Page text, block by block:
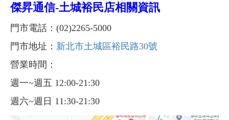
傑昇通信-土城裕民店相關資訊
門市電話：(02)2265-5000
門市地址： 新北市土城區裕民路30號
營業時間：
週一~週五 12:00-21:30
週六~週日 11:30-21:30